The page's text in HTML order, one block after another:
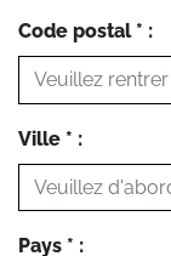
Code postal * :
Ville * :
Pays * :